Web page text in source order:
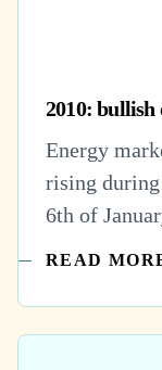
2010: bullish
Energy
rising during
6th of
READ